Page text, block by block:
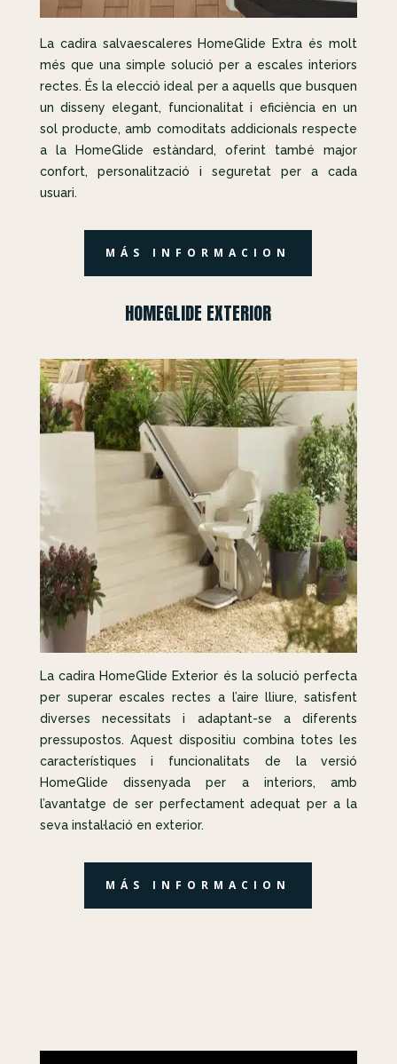
La cadira salvaescaleres HomeGlide Extra és molt
més que una simple solució per a escales interiors
rectes. És la elecció ideal per a aquells que busquen
un disseny elegant, funcionalitat i eficiència en un
sol producte, amb comoditats addicionals respecte
a la HomeGlide estàndard, oferint també major
confort, personalització i seguretat per a cada
usuari.
MÁS INFORMACION
HOMEGLIDE EXTERIOR
La cadira HomeGlide Exterior és la solució perfecta
per superar escales rectes a l’aire lliure, satisfent
diverses necessitats i adaptant-se a diferents
pressupostos. Aquest dispositiu combina totes les
característiques i funcionalitats de la versió
HomeGlide dissenyada per a interiors, amb
l’avantatge de ser perfectament adequat per a la
seva instal·lació en exterior.
MÁS INFORMACION